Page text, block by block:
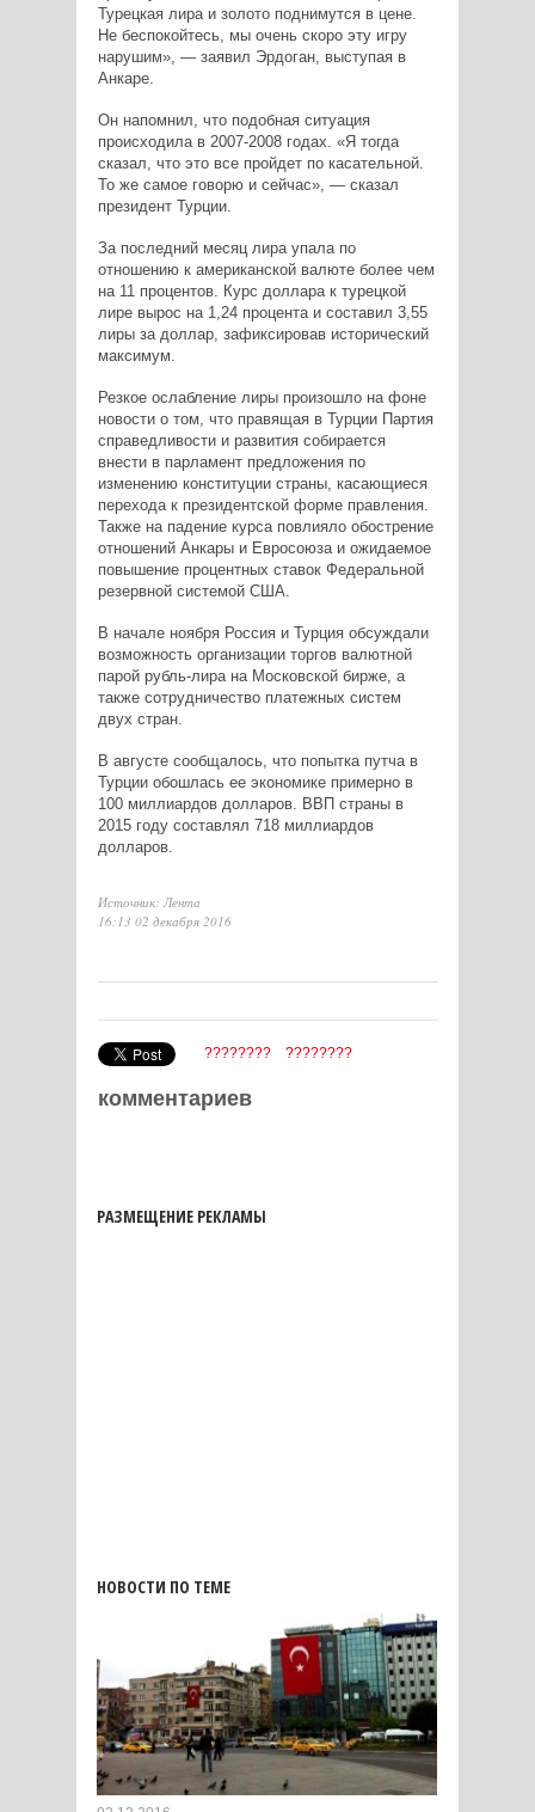
Турецкая лира и золото поднимутся в цене.
Не беспокойтесь, мы очень скоро эту игру
нарушим», — заявил Эрдоган, выступая в
Анкаре.
Он напомнил, что подобная ситуация
происходила в 2007-2008 годах. «Я тогда
сказал, что это все пройдет по касательной.
То же самое говорю и сейчас», — сказал
президент Турции.
За последний месяц лира упала по
отношению к американской валюте более чем
на 11 процентов. Курс доллара к турецкой
лире вырос на 1,24 процента и составил 3,55
лиры за доллар, зафиксировав исторический
максимум.
Резкое ослабление лиры произошло на фоне
новости о том, что правящая в Турции Партия
справедливости и развития собирается
внести в парламент предложения по
изменению конституции страны, касающиеся
перехода к президентской форме правления.
Также на падение курса повлияло обострение
отношений Анкары и Евросоюза и ожидаемое
повышение процентных ставок Федеральной
резервной системой США.
В начале ноября Россия и Турция обсуждали
возможность организации торгов валютной
парой рубль-лира на Московской бирже, а
также сотрудничество платежных систем
двух стран.
В августе сообщалось, что попытка путча в
Турции обошлась ее экономике примерно в
100 миллиардов долларов. ВВП страны в
2015 году составлял 718 миллиардов
долларов.
Источник: Лента
16:13 02 декабря 2016
???????? ????????
комментариев
РАЗМЕЩЕНИЕ РЕКЛАМЫ
НОВОСТИ ПО ТЕМЕ